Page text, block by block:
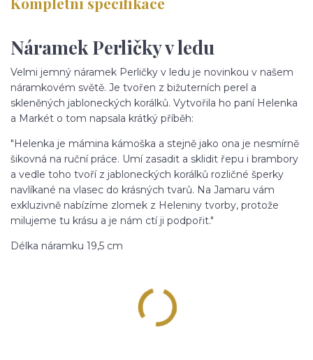
Náramek Perličky v ledu
Velmi jemný náramek Perličky v ledu je novinkou v našem
náramkovém světě. Je tvořen z bižuterních perel a
skleněných jabloneckých korálků. Vytvořila ho paní Helenka
a Markét o tom napsala krátký příběh:
"Helenka je mámina kámoška a stejně jako ona je nesmírně
šikovná na ruční práce. Umí zasadit a sklidit řepu i brambory
a vedle toho tvoří z jabloneckých korálků rozličné šperky
navlíkané na vlasec do krásných tvarů. Na Jamaru vám
exkluzivně nabízíme zlomek z Heleniny tvorby, protože
milujeme tu krásu a je nám ctí ji podpořit."
Délka náramku 19,5 cm